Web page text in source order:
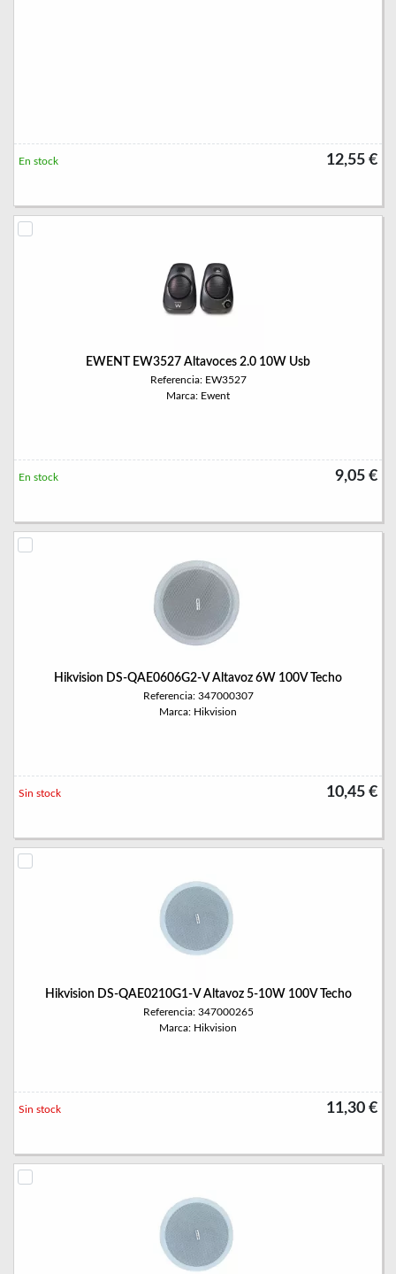
12,55 €
En stock
EWENT EW3527 Altavoces 2.0 10W Usb
Referencia: EW3527
Marca: Ewent
9,05 €
En stock
Hikvision DS-QAE0606G2-V Altavoz 6W 100V Techo
Referencia: 347000307
Marca: Hikvision
10,45 €
Sin stock
Hikvision DS-QAE0210G1-V Altavoz 5-10W 100V Techo
Referencia: 347000265
Marca: Hikvision
11,30 €
Sin stock